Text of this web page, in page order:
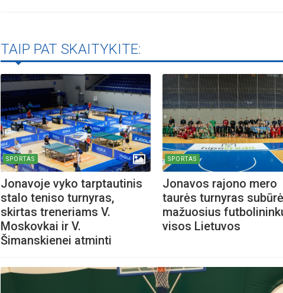
TAIP PAT SKAITYKITE:
SPORTAS
Jonavoje vyko tarptautinis
stalo teniso turnyras,
skirtas treneriams V.
Moskovkai ir V.
Šimanskienei atminti
SPORTAS
Jonavos rajono mero
taurės turnyras subūrė
mažuosius
visos Lietuvos